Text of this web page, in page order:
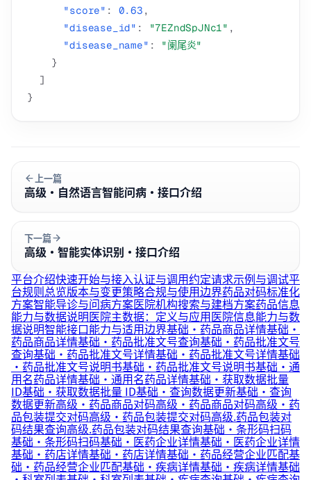
"score" : 0.63 ,
"disease_id" : "7EZndSpJNc1" ,
"disease_name" :
"阑尾炎"
}
]
}
上一篇
高级·自然语言智能问病·接口介绍
下一篇
高级·智能实体识别·接口介绍
平台介绍快速开始与接入认证与调用约定请求示例与调试平
台规则总览版本与变更策略合规与使用边界药品对码标准化
方案智能导诊与问病方案医院机构搜索与建档方案药品信息
能力与数据说明医院主数据：定义与应用医院信息能力与数
据说明智能接口能力与适用边界基础·药品商品详情基础·
药品商品详情基础·药品批准文号查询基础·药品批准文号
查询基础·药品批准文号详情基础·药品批准文号详情基础
·药品批准文号说明书基础·药品批准文号说明书基础·通
用名药品详情基础·通用名药品详情基础·获取数据批量
ID基础·获取数据批量 ID基础·查询数据更新基础·查询
数据更新高级·药品商品对码高级·药品商品对码高级·药
品包装提交对码高级·药品包装提交对码高级.药品包装对
码结果查询高级.药品包装对码结果查询基础·条形码扫码
基础·条形码扫码基础·医药企业详情基础·医药企业详情
基础·药店详情基础·药店详情基础·药品经营企业匹配基
础·药品经营企业匹配基础·疾病详情基础·疾病详情基础